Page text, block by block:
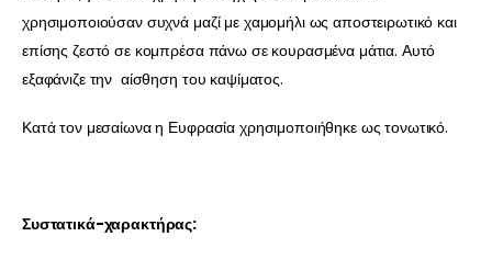
χρησιμοποιούσαν συχνά μαζί με χαμομήλι ως αποστειρωτικό και
επίσης ζεστό σε κομπρέσα πάνω σε κουρασμένα μάτια. Αυτό
εξαφάνιζε την αίσθηση του καψίματος.
Κατά τον μεσαίωνα η Ευφρασία χρησιμοποιήθηκε ως τονωτικό.
Συστατικά-χαρακτήρας: